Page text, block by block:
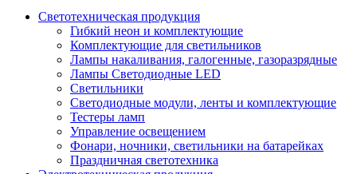
Светотехническая продукция
Гибкий неон и комплектующие
Комплектующие для светильников
Лампы накаливания, галогенные, газоразрядные
Лампы Светодиодные LED
Светильники
Светодиодные модули, ленты и комплектующие
Тестеры ламп
Управление освещением
Фонари, ночники, светильники на батарейках
Праздничная светотехника